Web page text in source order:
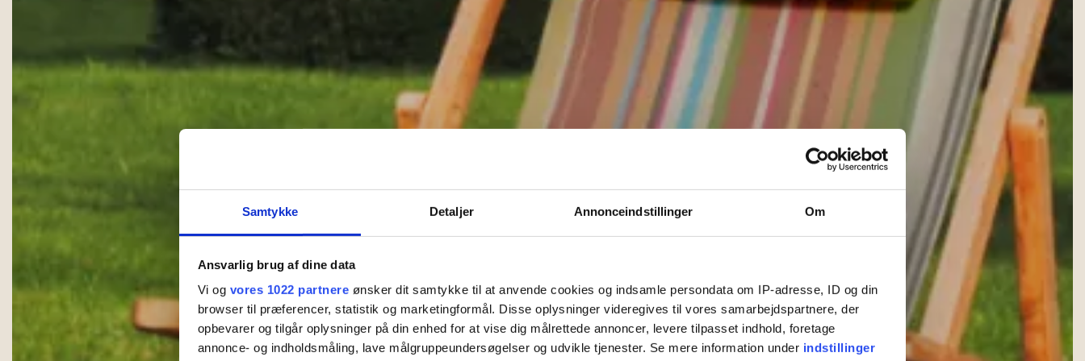
Samtykke Detaljer Annonceindstillinger Om
Ansvarlig brug af dine data
Vi og vores 1022 partnere ønsker dit samtykke til at anvende cookies og indsamle persondata om IP-adresse, ID og din
browser til præferencer, statistik og marketingformål. Disse oplysninger videregives til vores samarbejdspartnere, der
opbevarer og tilgår oplysninger på din enhed for at vise dig målrettede annoncer, levere tilpasset indhold, foretage
annonce- og indholdsmåling, lave målgruppeundersøgelser og udvikle tjenester. Se mere information under indstillinger